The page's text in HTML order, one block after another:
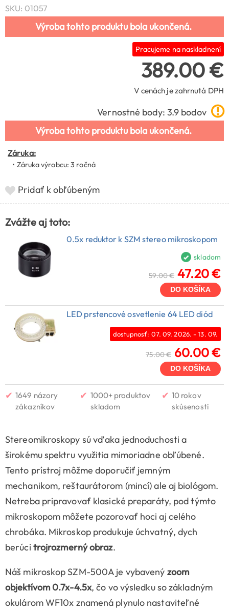
SKU: 01057
Výroba tohto produktu bola ukončená.
Pracujeme na naskladnení
389.00 €
V cenách je zahrnutá DPH
Vernostné body: 3.9 bodov
Výroba tohto produktu bola ukončená.
Záruka:
• Záruka výrobcu: 3 ročná
Pridať k obľúbeným
Zvážte aj toto:
0.5x reduktor k SZM stereo mikroskopom
skladom
59.00 € 47.20 €
DO KOŠÍKA
LED prstencové osvetlenie 64 LED diód
dostupnosť: 07. 09. 2026. - 13. 09.
75.00 € 60.00 €
DO KOŠÍKA
✔ 1649 názory
zákazníkov
✔ 1000+ produktov
skladom
✔ 10 rokov
skúsenosti
Stereomikroskopy sú vďaka jednoduchosti a
širokému spektru využitia mimoriadne obľúbené.
Tento prístroj môžme doporučiť jemným
mechanikom, reštaurátorom (mincí) ale aj biológom.
Netreba pripravovať klasické preparáty, pod týmto
mikroskopom môžete pozorovať hoci aj celého
chrobáka. Mikroskop produkuje úchvatný, dych
berúci trojrozmerný obraz.
Náš mikroskop SZM-500A je vybavený zoom
objektívom 0.7x-4.5x, čo vo výsledku so základným
okulárom WF10x znamená plynulo nastaviteľné